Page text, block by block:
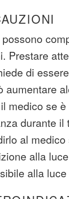
possono
Prestare
di
aumentare
medico se
durante
al
alla
alla